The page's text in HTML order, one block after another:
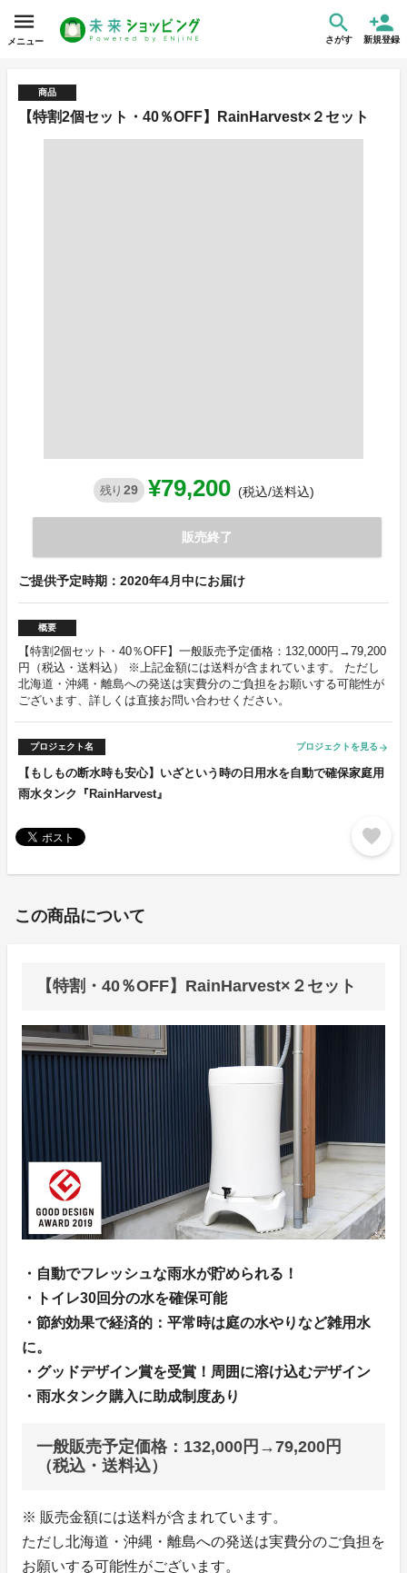
メニュー さがす 新規登録
商品
【特割2個セット・40％OFF】RainHarvest×２セット
残り 29 ¥79,200 (税込/送料込)
販売終了
ご提供予定時期：2020年4月中にお届け
概要
【特割2個セット・40％OFF】一般販売予定価格：132,000円→79,200
円（税込・送料込） ※上記金額には送料が含まれています。 ただし
北海道・沖縄・離島への発送は実費分のご負担をお願いする可能性が
ございます、詳しくは直接お問い合わせください。
プロジェクト名 プロジェクトを見る arrow_forward
【もしもの断水時も安心】いざという時の日用水を自動で確保家庭用
雨水タンク『RainHarvest』
favorite
この商品について
【特割・40％OFF】RainHarvest×２セット
・自動でフレッシュな雨水が貯められる！
・トイレ30回分の水を確保可能
・節約効果で経済的：平常時は庭の水やりなど雑用水
に。
・グッドデザイン賞を受賞！周囲に溶け込むデザイン
・雨水タンク購入に助成制度あり
一般販売予定価格：132,000円→79,200円
（税込・送料込）
※ 販売金額には送料が含まれています。
ただし北海道・沖縄・離島への発送は実費分のご負担を
お願いする可能性がございます。